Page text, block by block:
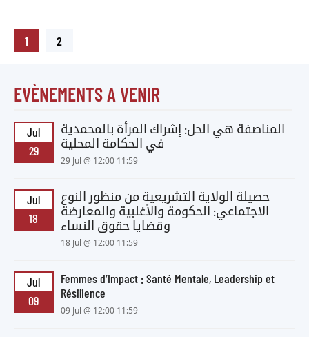
1 2
EVÈNEMENTS A VENIR
Jul
29
المناصفة هي الحل: إشراك المرأة بالمحمدية
في الحكامة المحلية
29 Jul @ 12:00 11:59
Jul
18
حصيلة الولاية التشريعية من منظور النوع
الاجتماعي: الحكومة والأغلبية والمعارضة
وقضايا حقوق النساء
18 Jul @ 12:00 11:59
Jul
09
Femmes d’Impact : Santé Mentale, Leadership et
Résilience
09 Jul @ 12:00 11:59